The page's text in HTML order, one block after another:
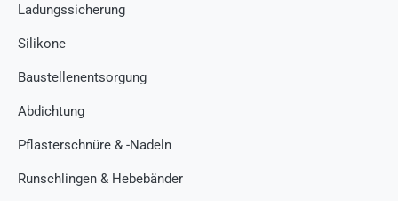
Ladungssicherung
Silikone
Baustellenentsorgung
Abdichtung
Pflasterschnüre & -Nadeln
Runschlingen & Hebebänder